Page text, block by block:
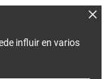
influir en varios